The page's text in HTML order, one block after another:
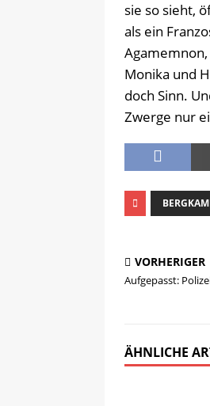
sie so sieht,
als ein
Monika und
doch Sinn.
Zwerge nur
VORHERIGER
Aufgepasst:
ÄHNLICHE